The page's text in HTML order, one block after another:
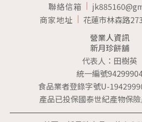
聯絡信箱
商家地址
花蓮市林森路
營業人資訊
新月珍餅舖
代表人：田樹英
統一編號
食品業者登錄字號U-
產品已投保國泰世紀產物保